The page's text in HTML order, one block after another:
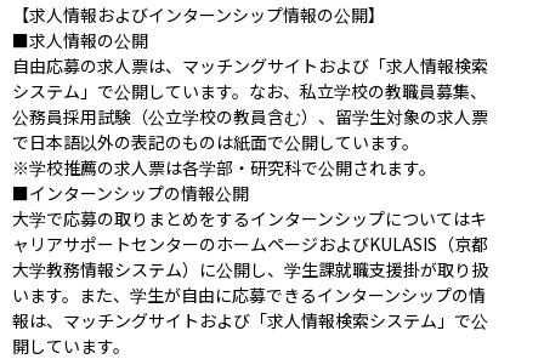
【求人情報およびインターンシップ情報の公開】
■求人情報の公開
自由応募の求人票は、マッチングサイトおよび「求人情報検索
システム」で公開しています。なお、私立学校の教職員募集、
公務員採用試験（公立学校の教員含む）、留学生対象の求人票
で日本語以外の表記のものは紙面で公開しています。
※学校推薦の求人票は各学部・研究科で公開されます。
■インターンシップの情報公開
大学で応募の取りまとめをするインターンシップについてはキ
ャリアサポートセンターのホームページおよびKULASIS（京都
大学教務情報システム）に公開し、学生課就職支援掛が取り扱
います。また、学生が自由に応募できるインターンシップの情
報は、マッチングサイトおよび「求人情報検索システム」で公
開しています。